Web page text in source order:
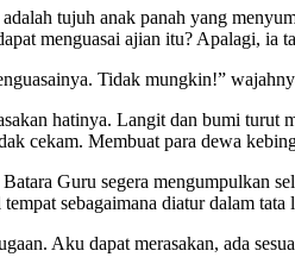
tujuh anak panah yang
menguasai ajian itu? Apalagi,
Tidak mungkin!”
hatinya. Langit dan bumi
cekam. Membuat para dewa
Guru segera mengumpulkan
sebagaimana diatur dalam
Aku dapat merasakan, ada